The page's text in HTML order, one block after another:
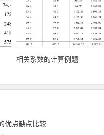
相关系数的计算例题
优点缺点比较